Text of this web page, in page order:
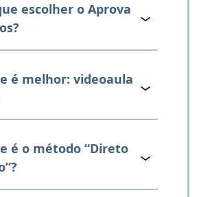
escolher o Aprova
é melhor: videoaula
é o método “Direto